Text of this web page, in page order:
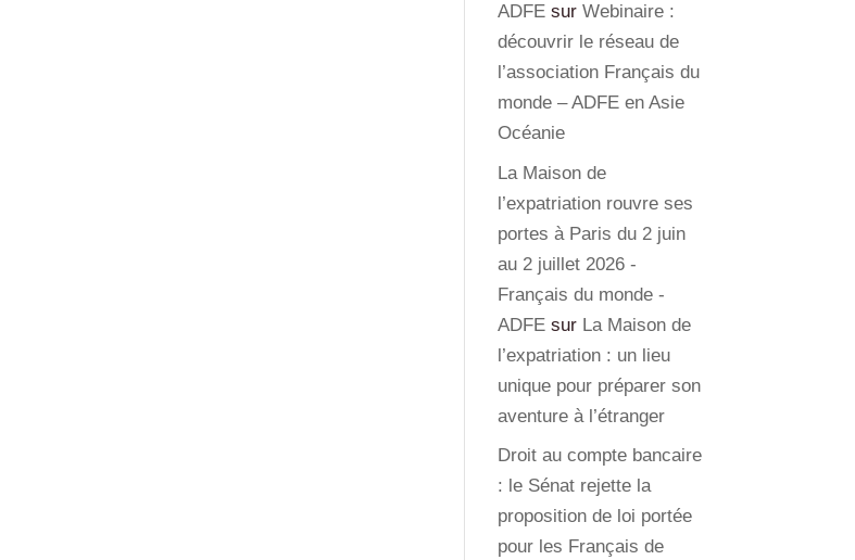
ADFE surWebinaire :
découvrir le réseau de
l’association Français du
monde – ADFE en Asie
Océanie
La Maison de
l’expatriation rouvre ses
portes à Paris du 2 juin
au 2 juillet 2026 -
Français du monde -
ADFE sur La Maison de
l’expatriation : un lieu
unique pour préparer son
aventure à l’étranger
Droit au compte bancaire
: le Sénat rejette la
proposition de loi portée
pour les Français de